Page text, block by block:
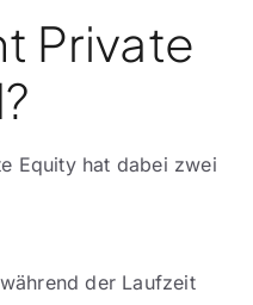
Private
Equity hat dabei zwei
der Laufzeit